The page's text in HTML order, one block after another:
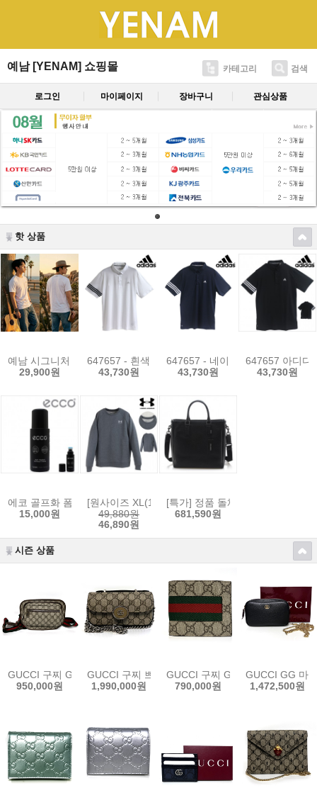
예남 [YENAM] 쇼핑몰 카테고리 검색
로그인 마이페이지 장바구니 관심상품
핫 상품
예남 시그니처 오버핏 반팔 라운드 면 100% 티셔츠 남녀공용 빅사이
29,900원
647657 - 흰색 H64604 화이트 아디다스 골프 남성
43,730원
647657 - 네이비 - H64605
43,730원
647657 아디다
43,730원
에코 골프화 폼 클리너 아웃도어 슈케어 9033610-00100 가죽 신발
15,000원
[원사이즈 XL(105)] 언더아머 남성 라이벌 플리스
49,880원
46,890원
[특가] 정품 돌체앤가바나 쇼핑
681,590원
시즌 상품
GUCCI 구찌 GG 벨트백 760217 FACJN 9765 남여공용 벨트 및 슬링
950,000원
GUCCI 구찌 쁘띠 GG 미니 숄더백 760194 92TIG
1,990,000원
GUCCI 구찌 GG 웹 캔버스 남성
790,000원
GUCCI GG 마
1,472,500원